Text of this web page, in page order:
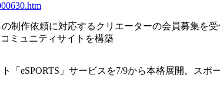
制作依頼に対応するクリエーターの会員募集を
ミュニティサイトを構築
「eSPORTS」サービスを7/9から本格展開。ス